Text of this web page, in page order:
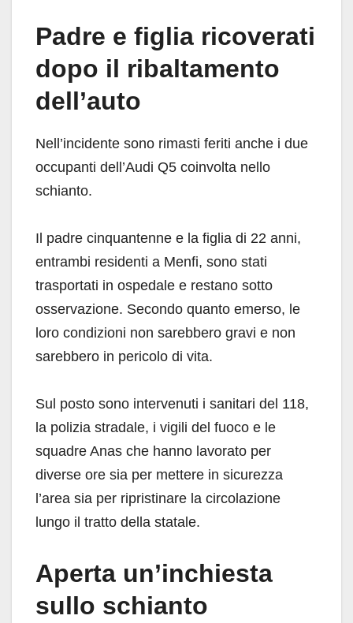
Padre e figlia ricoverati
dopo il ribaltamento
dell’auto
Nell’incidente sono rimasti feriti anche i due
occupanti dell’Audi Q5 coinvolta nello
schianto.
Il padre cinquantenne e la figlia di 22 anni,
entrambi residenti a Menfi, sono stati
trasportati in ospedale e restano sotto
osservazione. Secondo quanto emerso, le
loro condizioni non sarebbero gravi e non
sarebbero in pericolo di vita.
Sul posto sono intervenuti i sanitari del 118,
la polizia stradale, i vigili del fuoco e le
squadre Anas che hanno lavorato per
diverse ore sia per mettere in sicurezza
l’area sia per ripristinare la circolazione
lungo il tratto della statale.
Aperta un’inchiesta
sullo schianto